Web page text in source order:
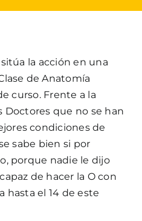
sitúa la acción en una
de Anatomía
curso. Frente a la
Doctores que no se han
condiciones de
sabe bien si por
porque nadie le dijo
de hacer la O con
hasta el 14 de este